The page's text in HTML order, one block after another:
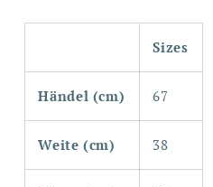
Sizes
Händel (cm) 67
Weite (cm) 38